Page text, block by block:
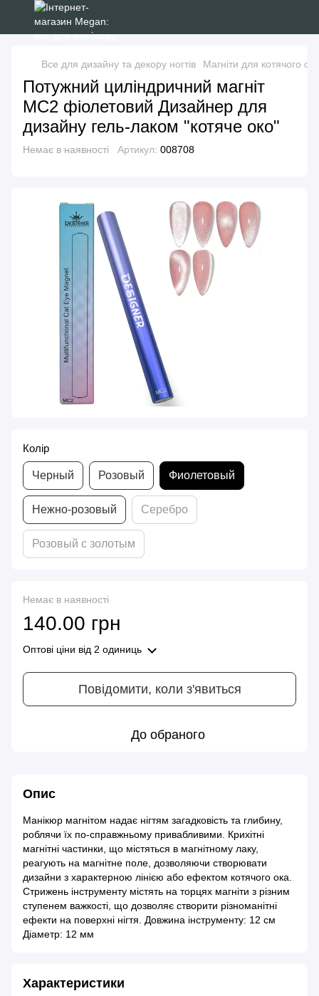
Все для дизайну та декору ногтів Магніти для котячого ока
Потужний циліндричний магніт
МС2 фіолетовий Дизайнер для
дизайну гель-лаком "котяче око"
Немає в наявності Артикул: 008708
Колір
Черный Розовый Фиолетовый
Нежно-розовый Серебро
Розовый с золотым
Немає в наявності
140.00 грн
Оптові ціни від 2 одиниць
Повідомити, коли з'явиться
До обраного
Опис
Манікюр магнітом надає нігтям загадковість та глибину,
роблячи їх по-справжньому привабливими. Крихітні
магнітні частинки, що містяться в магнітному лаку,
реагують на магнітне поле, дозволяючи створювати
дизайни з характерною лінією або ефектом котячого ока.
Стрижень інструменту містять на торцях магніти з різним
ступенем важкості, що дозволяє створити різноманітні
ефекти на поверхні нігтя. Довжина інструменту: 12 см
Діаметр: 12 мм
Характеристики